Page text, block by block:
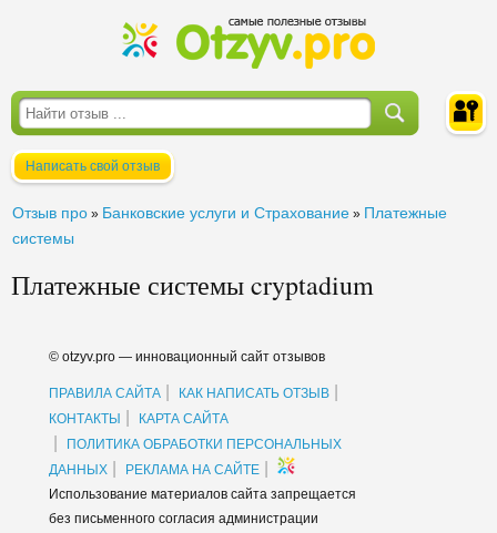
Написать свой отзыв
Отзыв про » Банковские услуги и Страхование » Платежные
системы
Платежные системы cryptadium
© otzyv.pro — инновационный сайт отзывов
ПРАВИЛА САЙТА КАК НАПИСАТЬ ОТЗЫВ
КОНТАКТЫ КАРТА САЙТА
ПОЛИТИКА ОБРАБОТКИ ПЕРСОНАЛЬНЫХ
ДАННЫХ
РЕКЛАМА НА САЙТЕ
Использование материалов сайта запрещается
без письменного согласия администрации